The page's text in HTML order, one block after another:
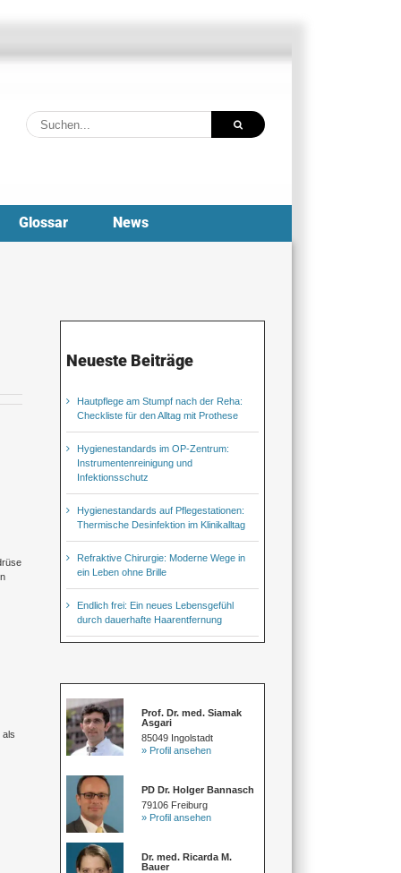
Suche
nach:
Glossar News
als
Neueste Beiträge
Hautpflege am Stumpf nach der Reha:
Checkliste für den Alltag mit Prothese
Hygienestandards im OP-Zentrum:
Instrumentenreinigung und
Infektionsschutz
Hygienestandards auf Pflegestationen:
Thermische Desinfektion im Klinikalltag
Refraktive Chirurgie: Moderne Wege in
ein Leben ohne Brille
Endlich frei: Ein neues Lebensgefühl
durch dauerhafte Haarentfernung
Prof. Dr. med. Siamak
Asgari
85049 Ingolstadt
» Profil ansehen
PD Dr. Holger Bannasch
79106 Freiburg
» Profil ansehen
Dr. med. Ricarda M.
Bauer